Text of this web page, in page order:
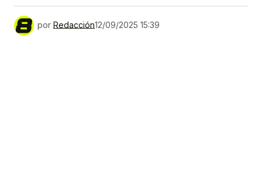
por Redacción12/09/2025 15:39